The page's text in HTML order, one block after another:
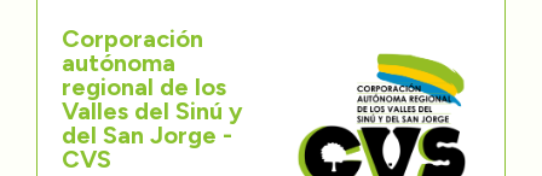
Trámites y Servicios
Contáctenos
Corporación
autónoma
regional de los
Valles del Sinú y
del San Jorge -
CVS